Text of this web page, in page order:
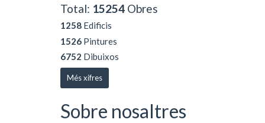
Total: 15254 Obres
1258 Edificis
1526 Pintures
6752 Dibuixos
Més xifres
Sobre nosaltres